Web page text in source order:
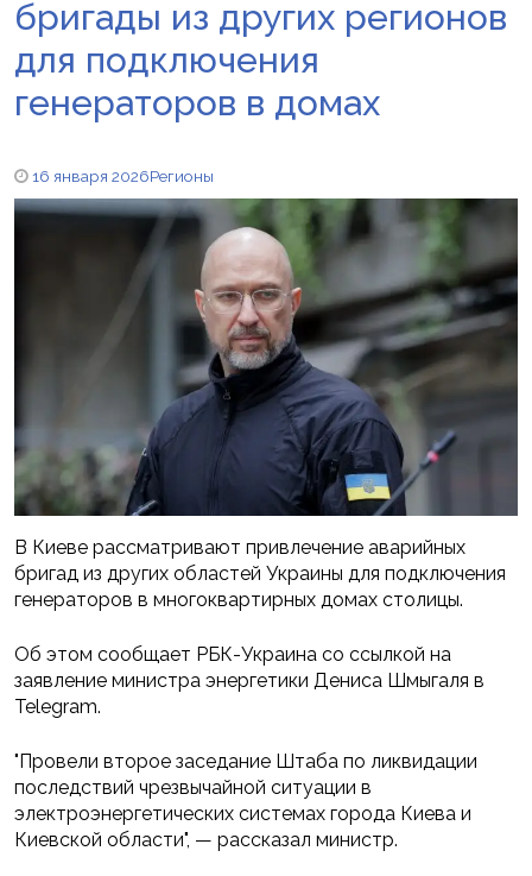
бригады из других регионов
для подключения
генераторов в домах
16 января 2026Регионы
В Киеве рассматривают привлечение аварийных
бригад из других областей Украины для подключения
генераторов в многоквартирных домах столицы.
Об этом сообщает РБК-Украина со ссылкой на
заявление министра энергетики Дениса Шмыгаля в
Telegram.
"Провели второе заседание Штаба по ликвидации
последствий чрезвычайной ситуации в
электроэнергетических системах города Киева и
Киевской области", — рассказал министр.